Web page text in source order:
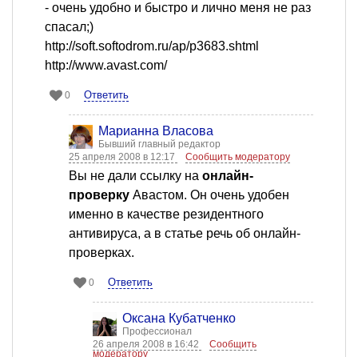
- очень удобно и быстро и лично меня не раз
спасал;)
http://soft.softodrom.ru/ap/p3683.shtml
http://www.avast.com/
0 Ответить
Марианна Власова
Бывший главный редактор
25 апреля 2008 в 12:17
Сообщить модератору
Вы не дали ссылку на онлайн-
проверку Авастом. Он очень удобен
именно в качестве резидентного
антивируса, а в статье речь об онлайн-
проверках.
0 Ответить
Оксана Кубатченко
Профессионал
26 апреля 2008 в 16:42
Сообщить
модератору